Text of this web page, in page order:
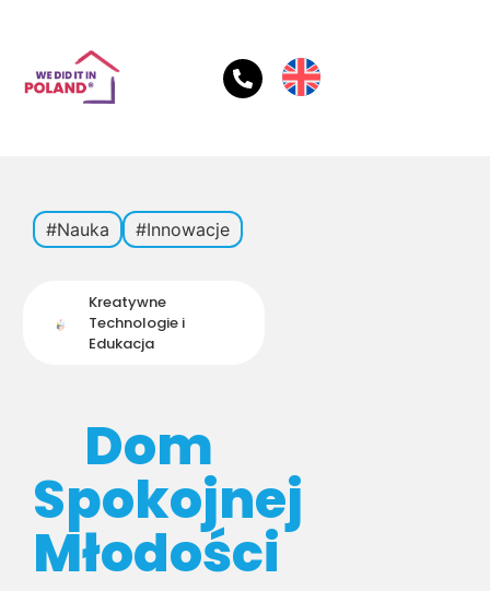
#Nauka #Innowacje
Kreatywne
Technologie i
Edukacja
Dom
Spokojnej
Młodości